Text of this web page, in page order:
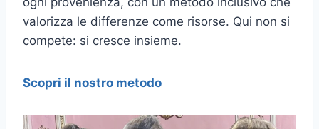
valorizza le differenze come risorse. Qui non si
compete: si cresce insieme.
Scopri il nostro metodo